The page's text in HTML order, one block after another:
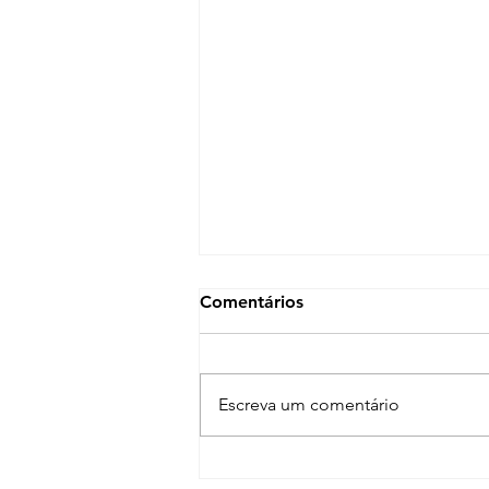
Comentários
Escreva um comentário